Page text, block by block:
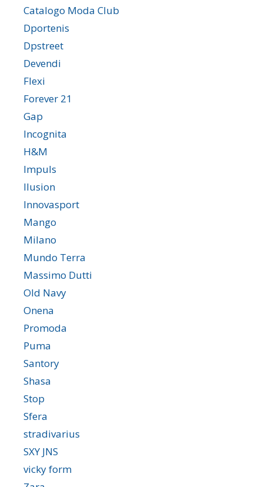
Catalogo Moda Club
Dportenis
Dpstreet
Devendi
Flexi
Forever 21
Gap
Incognita
H&M
Impuls
Ilusion
Innovasport
Mango
Milano
Mundo Terra
Massimo Dutti
Old Navy
Onena
Promoda
Puma
Santory
Shasa
Stop
Sfera
stradivarius
SXY JNS
vicky form